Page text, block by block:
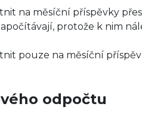
na měsíční příspěvky
protože k nim
pouze na měsíční
odpočtu